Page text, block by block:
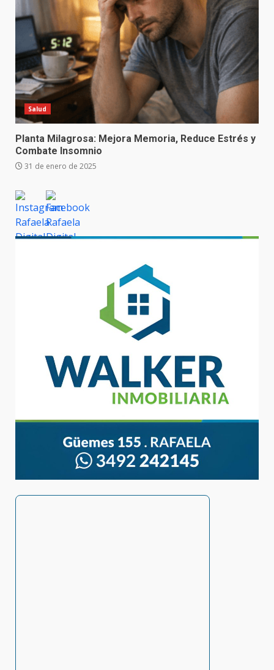
Salud
Planta Milagrosa: Mejora Memoria, Reduce Estrés y
Combate Insomnio
31 de enero de 2025